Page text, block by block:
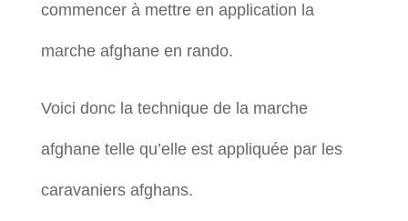
commencer à mettre en application la
marche afghane en rando.
Voici donc la technique de la marche
afghane telle qu’elle est appliquée par les
caravaniers afghans.